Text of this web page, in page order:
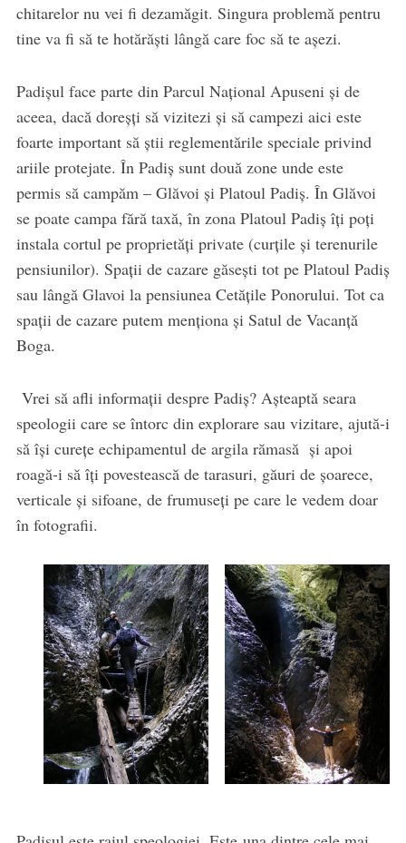
chitarelor nu vei fi dezamăgit. Singura problemă pentru
tine va fi să te hotărăști lângă care foc să te așezi.
Padișul face parte din Parcul Național Apuseni și de
aceea, dacă doreșți să vizitezi și să campezi aici este
foarte important să știi reglementările speciale privind
ariile protejate. În Padiș sunt două zone unde este
permis să campăm – Glăvoi și Platoul Padiș. În Glăvoi
se poate campa fără taxă, în zona Platoul Padiș îți poți
instala cortul pe proprietăți private (curțile și terenurile
pensiunilor). Spații de cazare găsești tot pe Platoul Padiș
sau lângă Glavoi la pensiunea Cetățile Ponorului. Tot ca
spații de cazare putem menționa și Satul de Vacanță
Boga.
Vrei să afli informații despre Padiș? Așteaptă seara
speologii care se întorc din explorare sau vizitare, ajută-i
să își curețe echipamentul de argila rămasă și apoi
roagă-i să îți povestească de tarasuri, găuri de șoarece,
verticale și sifoane, de frumuseți pe care le vedem doar
în fotografii.